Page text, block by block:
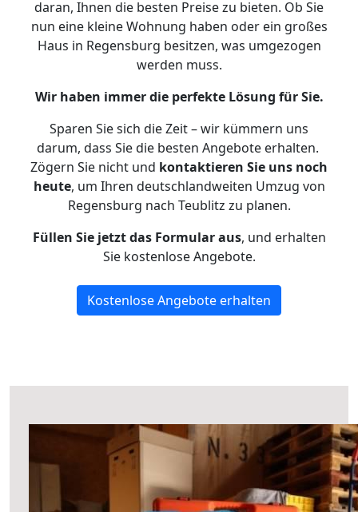
daran, Ihnen die besten Preise zu bieten. Ob Sie
nun eine kleine Wohnung haben oder ein großes
Haus in Regensburg besitzen, was umgezogen
werden muss.
Wir haben immer die perfekte Lösung für Sie.
Sparen Sie sich die Zeit – wir kümmern uns
darum, dass Sie die besten Angebote erhalten.
Zögern Sie nicht und kontaktieren Sie uns noch
heute, um Ihren deutschlandweiten Umzug von
Regensburg nach Teublitz zu planen.
Füllen Sie jetzt das Formular aus, und erhalten
Sie kostenlose Angebote.
Kostenlose Angebote erhalten